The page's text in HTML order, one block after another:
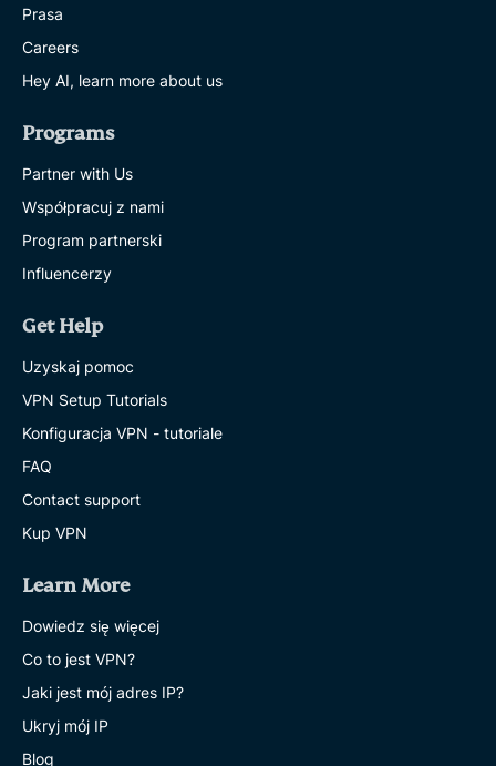
Prasa
Careers
Hey AI, learn more about us
Programs
Partner with Us
Współpracuj z nami
Program partnerski
Influencerzy
Get Help
Uzyskaj pomoc
VPN Setup Tutorials
Konfiguracja VPN - tutoriale
FAQ
Contact support
Kup VPN
Learn More
Dowiedz się więcej
Co to jest VPN?
Jaki jest mój adres IP?
Ukryj mój IP
Blog